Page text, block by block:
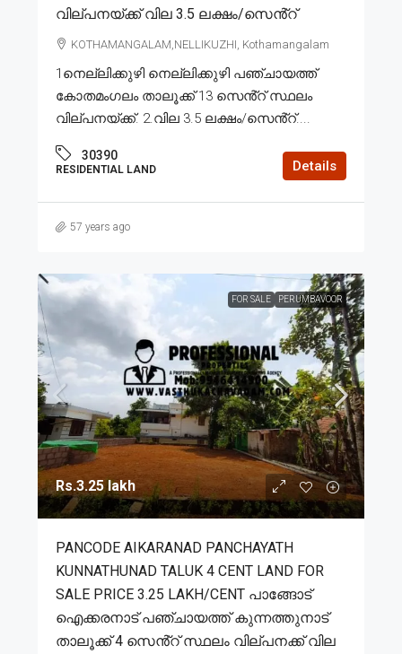
വില്പനയ്ക്ക് വില 3.5 ലക്ഷം/സെൻ്റ്
KOTHAMANGALAM,NELLIKUZHI, Kothamangalam
1നെല്ലിക്കുഴി നെല്ലിക്കുഴി പഞ്ചായത്ത്
കോതമംഗലം താലൂക്ക് 13 സെൻ്റ് സ്ഥലം
വില്പനയ്ക്ക്. 2.വില 3.5 ലക്ഷം/സെൻ്റ്....
30390
RESIDENTIAL LAND Details
57 years ago
FOR SALE PERUMBAVOOR
Rs.3.25 lakh
PANCODE AIKARANAD PANCHAYATH
KUNNATHUNAD TALUK 4 CENT LAND FOR
SALE PRICE 3.25 LAKH/CENT പാങ്ങോട്
ഐക്കരനാട് പഞ്ചായത്ത് കുന്നത്തുനാട്
താലൂക്ക് 4 സെൻ്റ് സ്ഥലം വില്പനക്ക് വില